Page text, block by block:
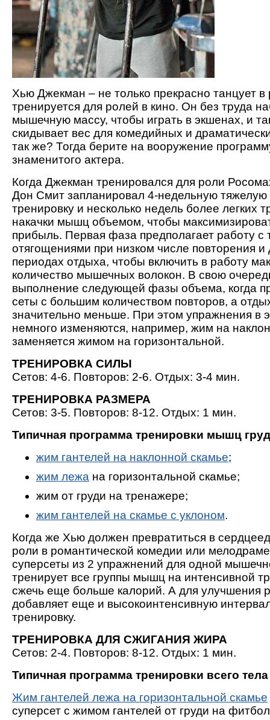
Хью Джекман – не только прекрасно танцует в
тренируется для ролей в кино. Он без труда
мышечную массу, чтобы играть в экшенах, и
скидывает вес для комедийных и
так же? Тогда берите на вооружение
знаменитого актера.
Когда Джекман тренировался для роли
Дон Смит запланировал 4-недельную
тренировку и несколько недель более легких
накачки мышц объемом, чтобы
прибыль. Первая фаза предполагает работу с
отягощениями при низком числе повторения
периодах отдыха, чтобы включить в работу
количество мышечных волокон. В свою
выполнение следующей фазы объема, когда
сеты с большим количеством повторов, а
значительно меньше. При этом упражнения в
немного изменяются, например, жим на
заменяется жимом на горизонтальной.
ТРЕНИРОВКА СИЛЫ
Сетов: 4-6. Повторов: 2-6. Отдых: 3-4 мин.
ТРЕНИРОВКА РАЗМЕРА
Сетов: 3-5. Повторов: 8-12. Отдых: 1 мин.
Типичная программа тренировки мышц
жим гантелей на наклонной скамье;
жим лежа на горизонтальной скамье;
жим от груди на тренажере;
жим гантелей на скамье с уклоном.
Когда же Хью должен превратиться в
роли в романтической комедии или
суперсеты из 2 упражнений для одной
тренирует все группы мышц на интенсивной
сжечь еще больше калорий. А для улучшения
добавляет еще и высокоинтенсивную
тренировку.
ТРЕНИРОВКА ДЛЯ СЖИГАНИЯ ЖИРА
Сетов: 2-4. Повторов: 8-12. Отдых: 1 мин.
Типичная программа тренировки всего тела
Жим гантелей лежа на горизонтальной скамье
суперсет с жимом гантелей от груди на